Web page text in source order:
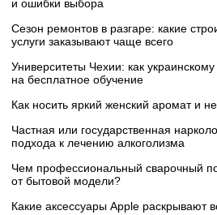
и ошибки выбора
Сезон ремонтов в разгаре: какие
услуги заказывают чаще всего
Университеты Чехии: как
на бесплатное обучение
Как носить яркий женский аромат и
Частная или государственная
подхода к лечению алкоголизма
Чем профессиональный сварочный
от бытовой модели?
Какие аксессуары Apple раскрывают